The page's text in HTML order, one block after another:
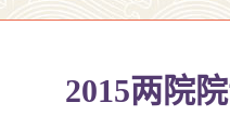
2015两院